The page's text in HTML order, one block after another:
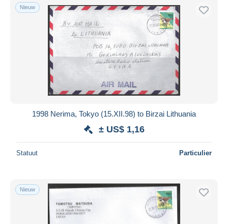
Nieuw
1998 Nerima, Tokyo (15.XII.98) to Birzai Lithuania
± US$ 1,16
Statuut Particulier
Nieuw